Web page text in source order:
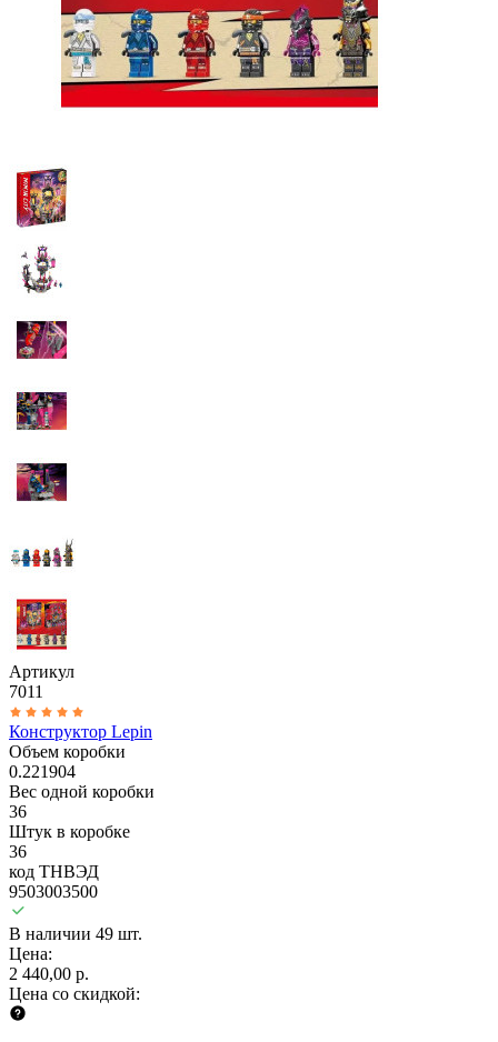
Артикул
7011
Конструктор Lepin
Объем коробки
0.221904
Вес одной коробки
36
Штук в коробке
36
код ТНВЭД
9503003500
В наличии 49 шт.
Цена:
2 440,00 р.
Цена со скидкой: